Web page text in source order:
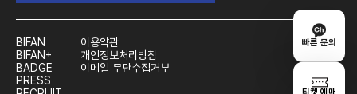
빠른 문의
BIFAN
BIFAN+
BADGE
PRESS
이용약관
개인정보처리방침
이메일 무단수집거부